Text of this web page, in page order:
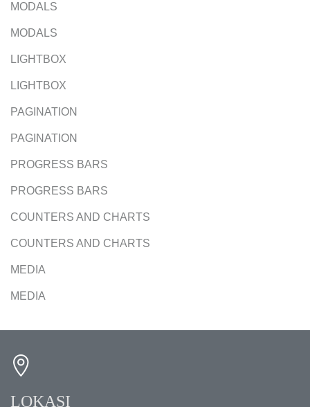
MODALS
MODALS
LIGHTBOX
LIGHTBOX
PAGINATION
PAGINATION
PROGRESS BARS
PROGRESS BARS
COUNTERS AND CHARTS
COUNTERS AND CHARTS
MEDIA
MEDIA
LOKASI